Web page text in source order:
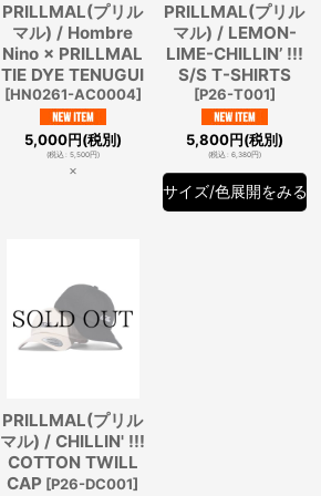
PRILLMAL(プリル
マル) / Hombre
Nino × PRILLMAL
TIE DYE TENUGUI
[HN0261-AC0004]
5,000円(税別)
(税込: 5,500円)
×
PRILLMAL(プリル
マル) / LEMON-
LIME-CHILLIN’ !!!
S/S T-SHIRTS
[P26-T001]
5,800円(税別)
(税込: 6,380円)
サイズ/色展開をみる
PRILLMAL(プリル
マル) / CHILLIN' !!!
COTTON TWILL
CAP [P26-DC001]